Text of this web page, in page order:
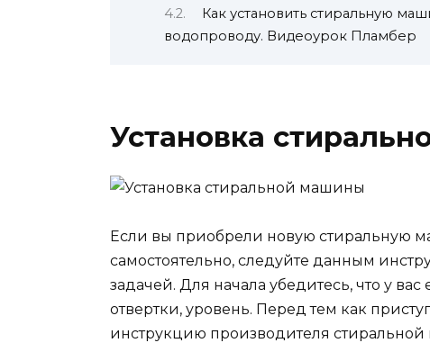
Как установить стиральную
водопроводу. Видеоурок Пламбер
Установка
Если вы приобрели новую стиральную
самостоятельно, следуйте данным
задачей. Для начала убедитесь, что у
отвертки, уровень. Перед тем как
инструкцию производителя